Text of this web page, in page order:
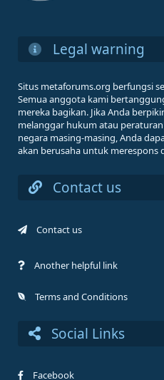
Legal warning
Situs metaforums.org berfungsi
Semua anggota kami
mereka bagikan. Jika Anda
melanggar hukum atau
negara masing-masing, Anda
akan berusaha untuk merespons
Contact us
Contact us
Another helpful link
Terms and Conditions
Social Links
Facebook